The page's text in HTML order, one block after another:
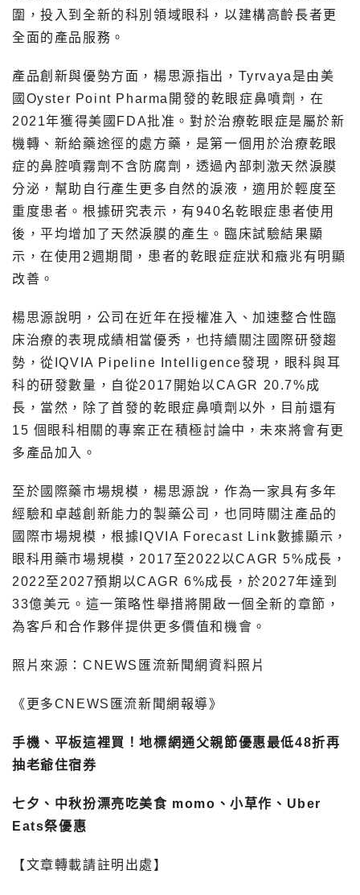
圍，投入到全新的科別領域眼科，以建構高齡長者更
全面的產品服務。
產品創新與優勢方面，楊思源指出，Tyrvaya是由美
國Oyster Point Pharma開發的乾眼症鼻噴劑，在
2021年獲得美國FDA批准。對於治療乾眼症是屬於新
機轉、新給藥途徑的處方藥，是第一個用於治療乾眼
症的鼻腔噴霧劑不含防腐劑，透過內部刺激天然淚膜
分泌，幫助自行產生更多自然的淚液，適用於輕度至
重度患者。根據研究表示，有940名乾眼症患者使用
後，平均增加了天然淚膜的產生。臨床試驗結果顯
示，在使用2週期間，患者的乾眼症症狀和癥兆有明顯
改善。
楊思源說明，公司在近年在授權准入、加速整合性臨
床治療的表現成績相當優秀，也持續關注國際研發趨
勢，從IQVIA Pipeline Intelligence發現，眼科與耳
科的研發數量，自從2017開始以CAGR 20.7%成
長，當然，除了首發的乾眼症鼻噴劑以外，目前還有
15 個眼科相關的專案正在積極討論中，未來將會有更
多產品加入。
至於國際藥市場規模，楊思源說，作為一家具有多年
經驗和卓越創新能力的製藥公司，也同時關注產品的
國際市場規模，根據IQVIA Forecast Link數據顯示，
眼科用藥市場規模，2017至2022以CAGR 5%成長，
2022至2027預期以CAGR 6%成長，於2027年達到
33億美元。這一策略性舉措將開啟一個全新的章節，
為客戶和合作夥伴提供更多價值和機會。
照片來源：CNEWS匯流新聞網資料照片
《更多CNEWS匯流新聞網報導》
手機、平板這裡買！地標網通父親節優惠最低48折再
抽老爺住宿券
七夕、中秋扮漂亮吃美食 momo、小草作、Uber
Eats祭優惠
【文章轉載請註明出處】